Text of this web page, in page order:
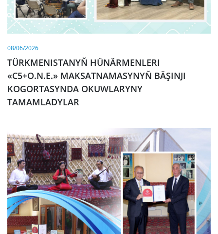
08/06/2026
TÜRKMENISTANYŇ HÜNÄRMENLERI
«C5+O.N.E.» MAKSATNAMASYNYŇ BÄŞINJI
KOGORTASYNDA OKUWLARYNY
TAMAMLADYLAR